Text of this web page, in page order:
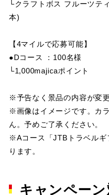
└クラフトボス フルーツテ
本)
【4マイルで応募可能】
●Dコース ：100名様
└1,000majicaポイント
※予告なく景品の内容が変
※画像はイメージです。カ
ん。予めご了承ください。
※Aコース「JTBトラベルギ
ります。
キャンペーン